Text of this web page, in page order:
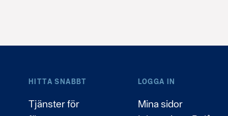
HITTA SNABBT
Tjänster för
LOGGA IN
Mina sidor